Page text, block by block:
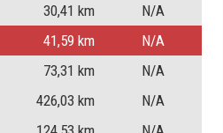
30,41 km
N/A
41,59 km
N/A
73,31 km
N/A
426,03 km
N/A